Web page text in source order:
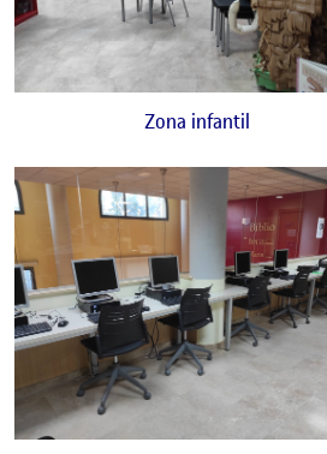
Zona infantil